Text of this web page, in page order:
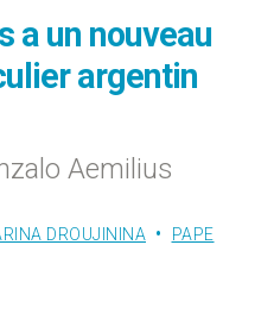
a un nouveau
argentin
Aemilius
DROUJININA
PAPE